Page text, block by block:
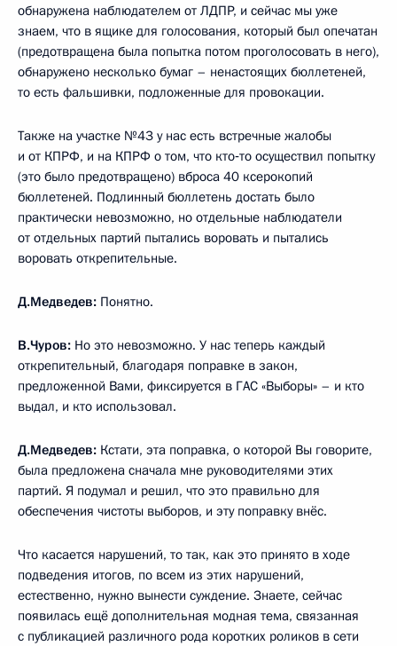
обнаружена наблюдателем от ЛДПР, и сейчас мы уже
знаем, что в ящике для голосования, который был опечатан
(предотвращена была попытка потом проголосовать в него),
обнаружено несколько бумаг – ненастоящих бюллетеней,
то есть фальшивки, подложенные для провокации.
Также на участке №43 у нас есть встречные жалобы
и от КПРФ, и на КПРФ о том, что кто‑то осуществил попытку
(это было предотвращено) вброса 40 ксерокопий
бюллетеней. Подлинный бюллетень достать было
практически невозможно, но отдельные наблюдатели
от отдельных партий пытались воровать и пытались
воровать открепительные.
Д.Медведев: Понятно.
В.Чуров: Но это невозможно. У нас теперь каждый
открепительный, благодаря поправке в закон,
предложенной Вами, фиксируется в ГАС «Выборы» – и кто
выдал, и кто использовал.
Д.Медведев: Кстати, эта поправка, о которой Вы говорите,
была предложена сначала мне руководителями этих
партий. Я подумал и решил, что это правильно для
обеспечения чистоты выборов, и эту поправку внёс.
Что касается нарушений, то так, как это принято в ходе
подведения итогов, по всем из этих нарушений,
естественно, нужно вынести суждение. Знаете, сейчас
появилась ещё дополнительная модная тема, связанная
с публикацией различного рода коротких роликов в сети